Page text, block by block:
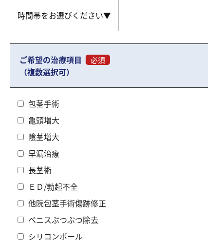
ご希望の治療項目 必須
（複数選択可）
包茎手術
亀頭増大
陰茎増大
早漏治療
長茎術
ＥＤ/勃起不全
他院包茎手術傷跡修正
ペニスぶつぶつ除去
シリコンボール